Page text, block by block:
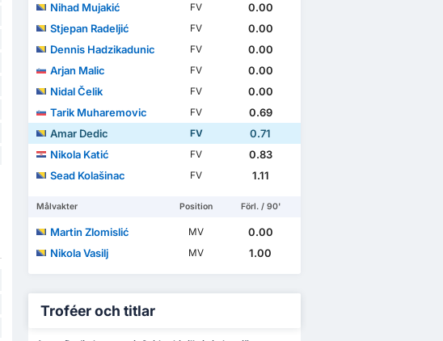
Nihad Mujakić FV
0.00
Stjepan Radeljić
FV
0.00
Dennis Hadzikadunic
FV
0.00
Arjan Malic
FV
0.00
Nidal Čelik
FV
0.00
Tarik Muharemovic
FV
0.69
Amar Dedic
FV
0.71
Nikola Katić
FV
0.83
Sead Kolašinac
FV 1.11
Målvakter Position Förl. / 90'
Martin Zlomislić MV
0.00
Nikola Vasilj
MV 1.00
Troféer och titlar